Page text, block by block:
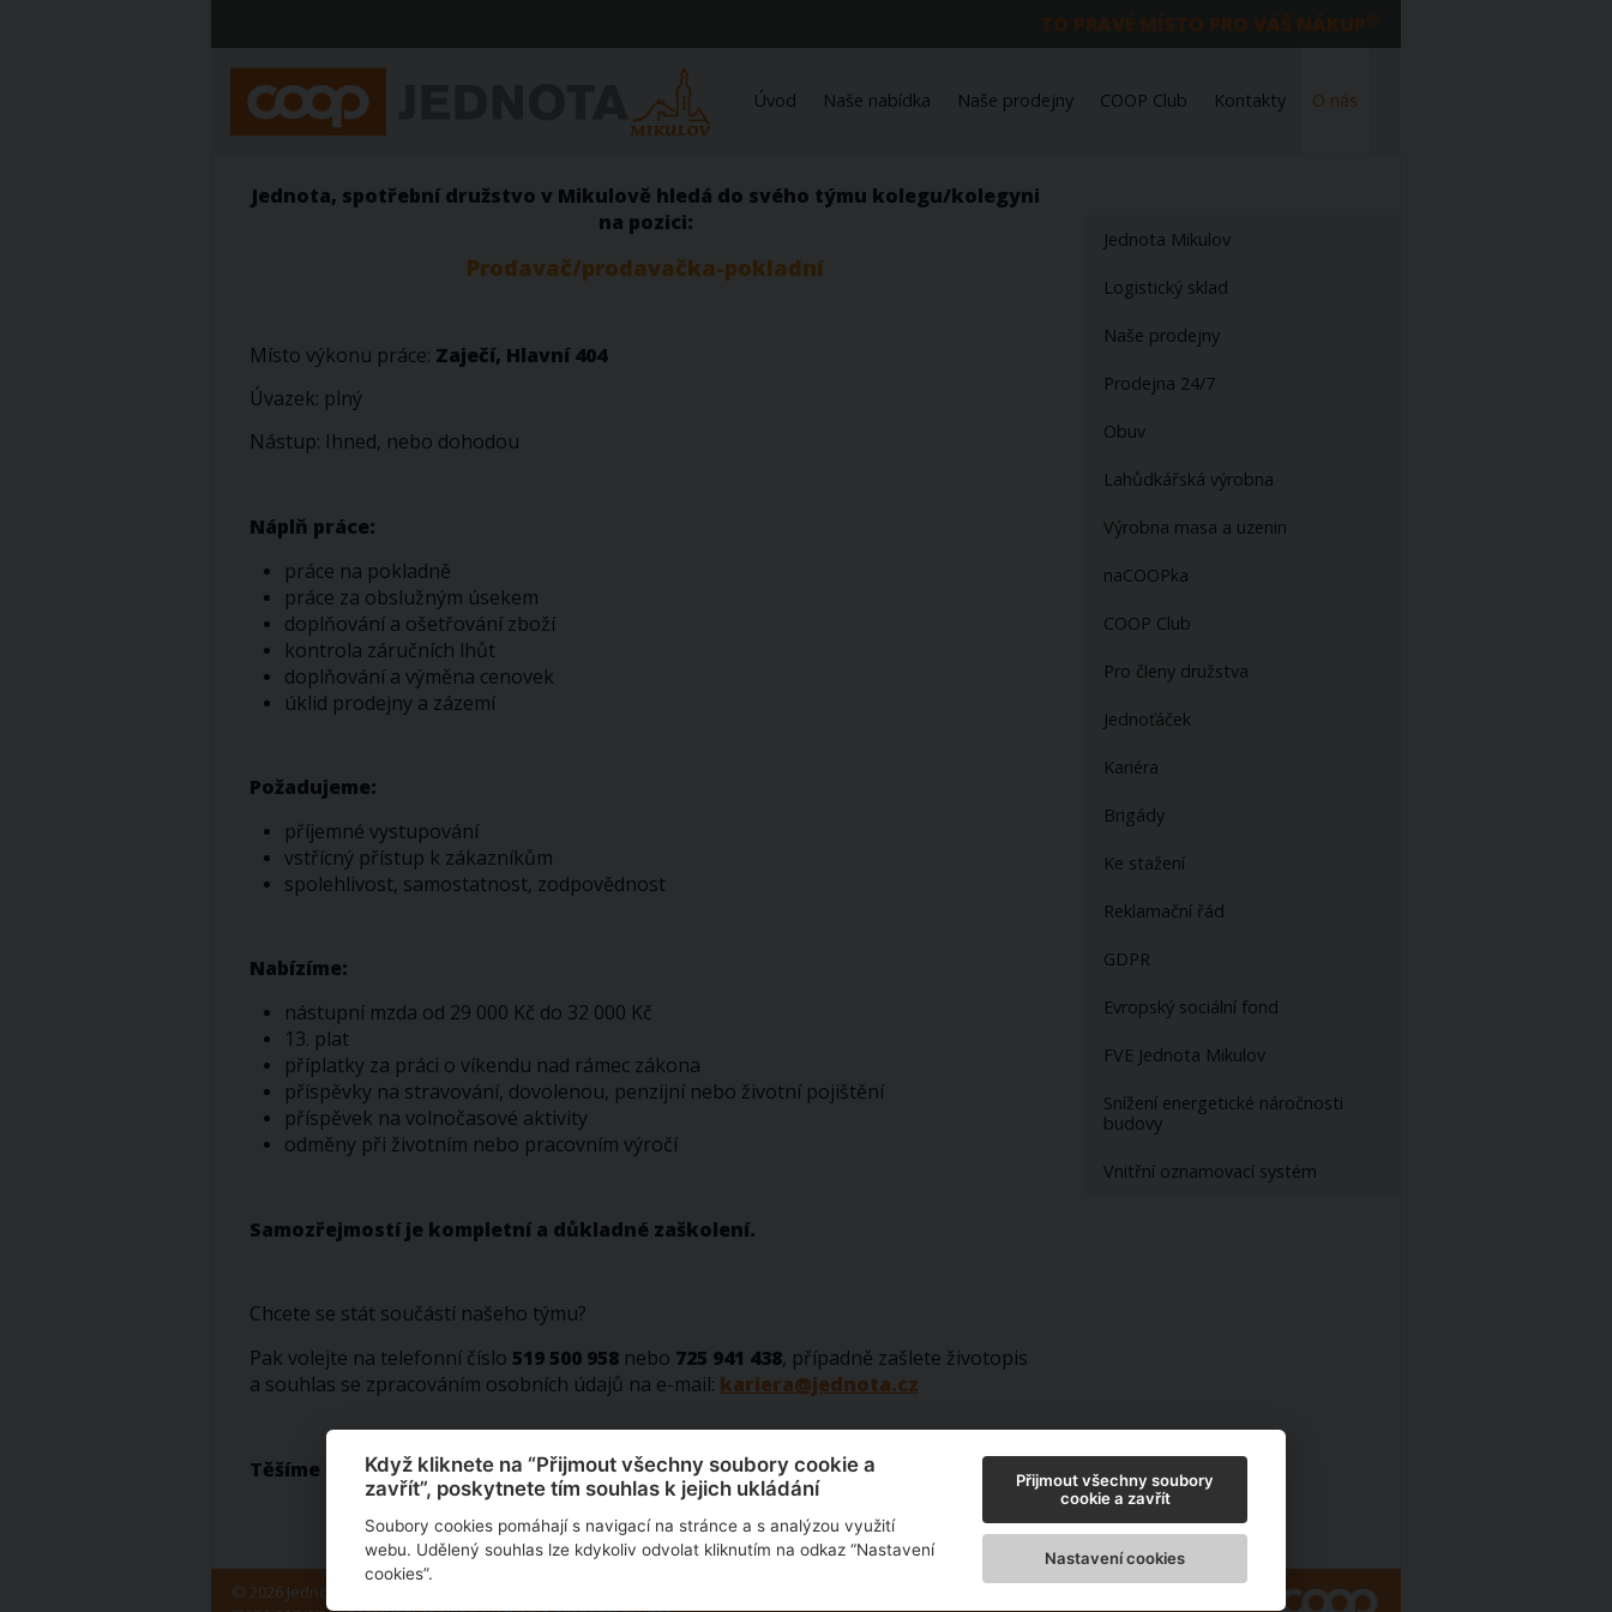
Úvod Naše nabídka Naše prodejny COOP Club Kontakty O nás
Jednota Mikulov
Logistický sklad
Naše prodejny
Prodejna 24/7
Obuv
Lahůdkářská výrobna
Výrobna masa a uzenin
naCOOPka
COOP Club
Pro členy družstva
Jednoťáček
Kariéra
Brigády
Ke stažení
Reklamační řád
GDPR
Evropský sociální fond
FVE Jednota Mikulov
Snížení energetické náročnosti
budovy
Vnitřní oznamovací systém
Jednota, spotřební družstvo v Mikulově hledá do svého týmu kolegu/kolegyni
na pozici:
Prodavač/prodavačka-pokladní
Místo výkonu práce: Zaječí, Hlavní 404
Úvazek: plný
Nástup: Ihned, nebo dohodou
Náplň práce:
práce na pokladně
práce za obslužným úsekem
doplňování a ošetřování zboží
kontrola záručních lhůt
doplňování a výměna cenovek
úklid prodejny a zázemí
Požadujeme:
příjemné vystupování
vstřícný přístup k zákazníkům
spolehlivost, samostatnost, zodpovědnost
Nabízíme:
nástupní mzda od 29 000 Kč do 32 000 Kč
13. plat
příplatky za práci o víkendu nad rámec zákona
příspěvky na stravování, dovolenou, penzijní nebo životní pojištění
příspěvek na volnočasové aktivity
odměny při životním nebo pracovním výročí
Samozřejmostí je kompletní a důkladné zaškolení.
Chcete se stát součástí našeho týmu?
Pak volejte na telefonní číslo 519 500 958 nebo 725 941 438, případně zašlete životopis
a souhlas se zpracováním osobních údajů na e-mail: kariera@jednota.cz
Těšíme se na vás a ozveme se vám!
© 2026 Jednota, spotřební družstvo v Mikulově, Kostelní nám. 157/9, 692 01 Mikulov, Doručovací číslo: 692 43
Když kliknete na “Přijmout všechny soubory cookie a
zavřít”, poskytnete tím souhlas k jejich ukládání
Soubory cookies pomáhají s navigací na stránce a s analýzou využití
webu. Udělený souhlas lze kdykoliv odvolat kliknutím na odkaz “Nastavení
cookies”.
Přijmout všechny soubory
cookie a zavřít
Nastavení cookies